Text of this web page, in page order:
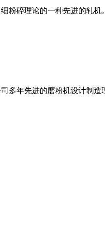
粉碎理论的一种先进的轧
多年先进的磨粉机设计制